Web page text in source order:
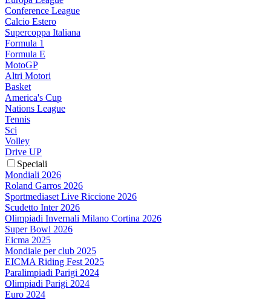
Conference League
Calcio Estero
Supercoppa Italiana
Formula 1
Formula E
MotoGP
Altri Motori
Basket
America's Cup
Nations League
Tennis
Sci
Volley
Drive UP
Speciali
Mondiali 2026
Roland Garros 2026
Sportmediaset Live Riccione 2026
Scudetto Inter 2026
Olimpiadi Invernali Milano Cortina 2026
Super Bowl 2026
Eicma 2025
Mondiale per club 2025
EICMA Riding Fest 2025
Paralimpiadi Parigi 2024
Olimpiadi Parigi 2024
Euro 2024